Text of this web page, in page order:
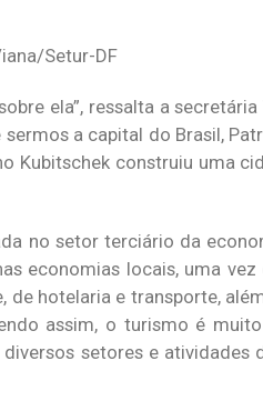
Setur-DF
ela”, ressalta a secretária
a capital do Brasil,
Kubitschek construiu uma
no setor terciário da
economias locais, uma
hotelaria e transporte,
assim, o turismo é
setores e atividades